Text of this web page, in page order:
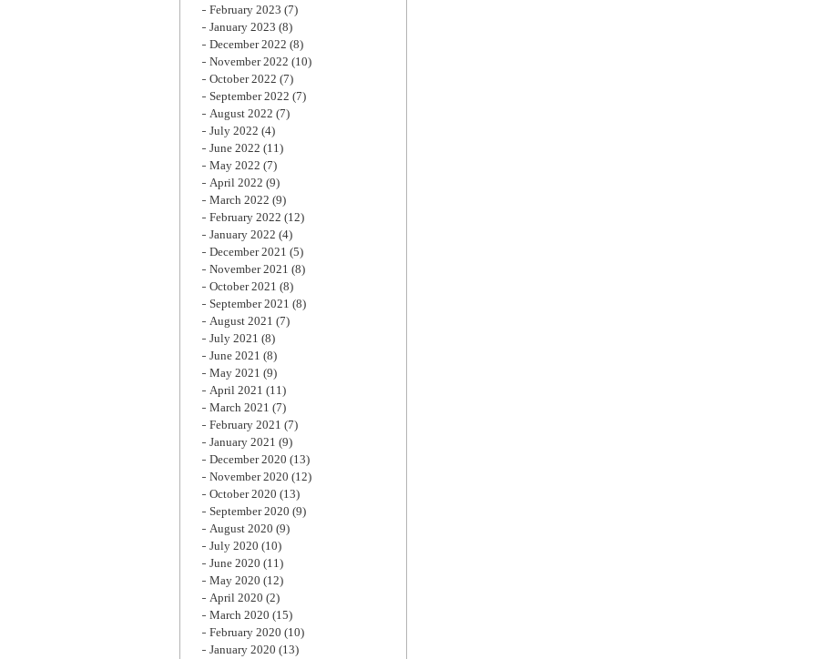
February 2023 (7)
January 2023 (8)
December 2022 (8)
November 2022 (10)
October 2022 (7)
September 2022 (7)
August 2022 (7)
July 2022 (4)
June 2022 (11)
May 2022 (7)
April 2022 (9)
March 2022 (9)
February 2022 (12)
January 2022 (4)
December 2021 (5)
November 2021 (8)
October 2021 (8)
September 2021 (8)
August 2021 (7)
July 2021 (8)
June 2021 (8)
May 2021 (9)
April 2021 (11)
March 2021 (7)
February 2021 (7)
January 2021 (9)
December 2020 (13)
November 2020 (12)
October 2020 (13)
September 2020 (9)
August 2020 (9)
July 2020 (10)
June 2020 (11)
May 2020 (12)
April 2020 (2)
March 2020 (15)
February 2020 (10)
January 2020 (13)